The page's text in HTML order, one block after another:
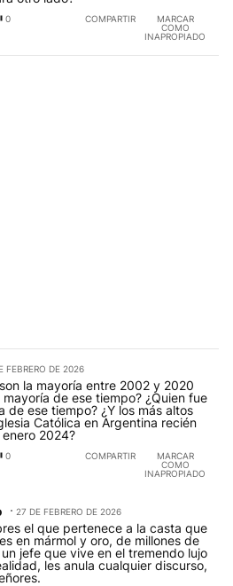
0 COMPARTIR
MARCAR
COMO
INAPROPIADO
FEBRERO DE 2026
la mayoría entre 2002 y 2020
de ese tiempo? ¿Quien fue
de ese tiempo? ¿Y los más altos
Católica en Argentina recién
2024?
0 COMPARTIR
MARCAR
COMO
INAPROPIADO
27 DE FEBRERO DE 2026
el que pertenece a la casta que
en mármol y oro, de millones de
jefe que vive en el tremendo lujo
les anula cualquier discurso,